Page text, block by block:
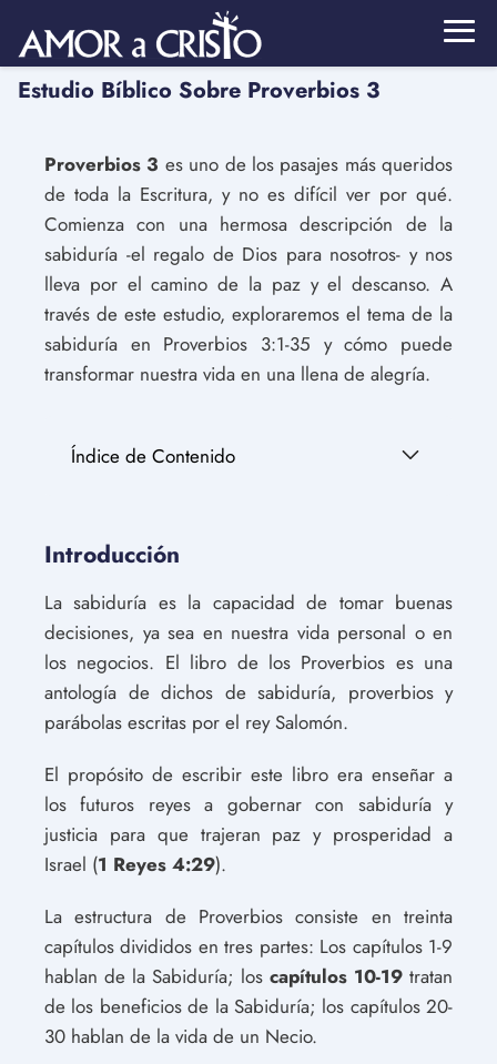
Estudio Bíblico Sobre Proverbios 3
Proverbios 3 es uno de los pasajes más queridos
de toda la Escritura, y no es difícil ver por qué.
Comienza con una hermosa descripción de la
sabiduría -el regalo de Dios para nosotros- y nos
lleva por el camino de la paz y el descanso. A
través de este estudio, exploraremos el tema de la
sabiduría en Proverbios 3:1-35 y cómo puede
transformar nuestra vida en una llena de alegría.
Índice de Contenido
Introducción
La sabiduría es la capacidad de tomar buenas
decisiones, ya sea en nuestra vida personal o en
los negocios. El libro de los Proverbios es una
antología de dichos de sabiduría, proverbios y
parábolas escritas por el rey Salomón.
El propósito de escribir este libro era enseñar a
los futuros reyes a gobernar con sabiduría y
justicia para que trajeran paz y prosperidad a
Israel (1 Reyes 4:29).
La estructura de Proverbios consiste en treinta
capítulos divididos en tres partes: Los capítulos 1-9
hablan de la Sabiduría; los capítulos 10-19 tratan
de los beneficios de la Sabiduría; los capítulos 20-
30 hablan de la vida de un Necio.